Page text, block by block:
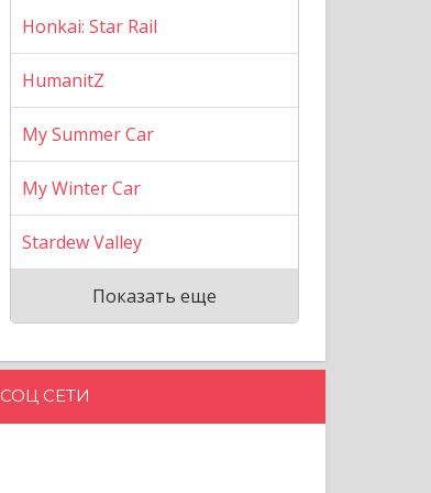
Honkai: Star Rail
HumanitZ
My Summer Car
My Winter Car
Stardew Valley
Показать еще
СОЦ СЕТИ